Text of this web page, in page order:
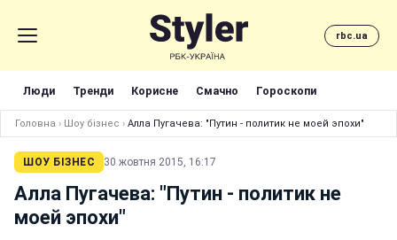
rbc.ua
Люди Тренди Корисне Смачно Гороскопи
Головна › Шоу бізнес › Алла Пугачева: "Путин - политик не моей эпохи"
ШОУ БІЗНЕС 30 жовтня 2015, 16:17
Алла Пугачева: "Путин - политик не
моей эпохи"